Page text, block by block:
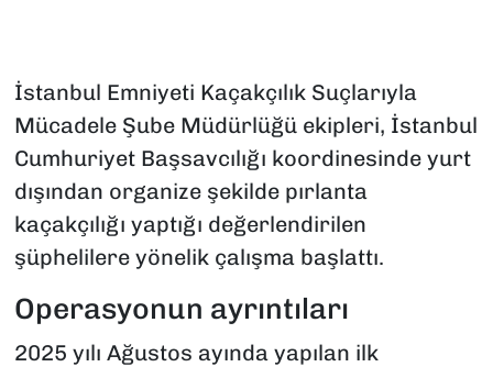
İstanbul Emniyeti Kaçakçılık Suçlarıyla
Mücadele Şube Müdürlüğü ekipleri, İstanbul
Cumhuriyet Başsavcılığı koordinesinde yurt
dışından organize şekilde pırlanta
kaçakçılığı yaptığı değerlendirilen
şüphelilere yönelik çalışma başlattı.
Operasyonun ayrıntıları
2025 yılı Ağustos ayında yapılan ilk